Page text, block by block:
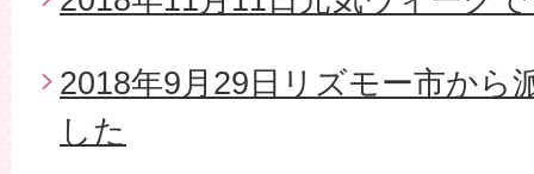
2018年9月29日リズモー市から
した